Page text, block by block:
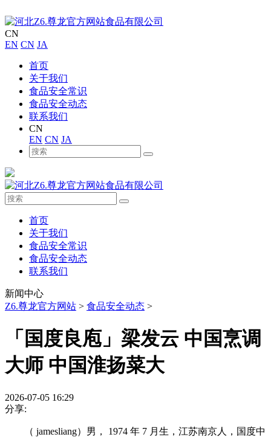
CN
EN CN JA
首页
关于我们
食品安全常识
食品安全动态
联系我们
CN
EN CN JA
首页
关于我们
食品安全常识
食品安全动态
联系我们
新闻中心
Z6.尊龙官方网站 > 食品安全动态 >
「国度良庖」梁发云 中国烹调
大师 中国淮扬菜大
2026-07-05 16:29
分享:
（ jamesliang）男， 1974 年 7 月生，江苏南京人，国度中